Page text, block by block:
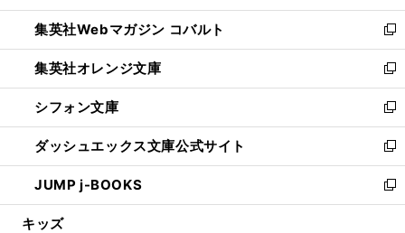
開
く
ウ
で
開
く
ン
ド
ウ
で
開
く
ウ
ィ
ン
ド
ウ
で
開
く
集英社Webマガジン コバルト
新
し
い
ウ
ィ
ン
ド
ウ
で
開
集英社オレンジ文庫
新
し
い
ウ
ィ
ン
ド
ウ
シフォン文庫
新
し
い
ウ
ィ
ン
ダッシュエックス文庫公式サイト
新
し
い
ウ
JUMP j-BOOKS
新
し
キッズ